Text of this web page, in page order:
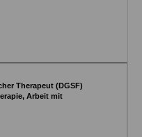
Therapeut (DGSF)
Arbeit mit